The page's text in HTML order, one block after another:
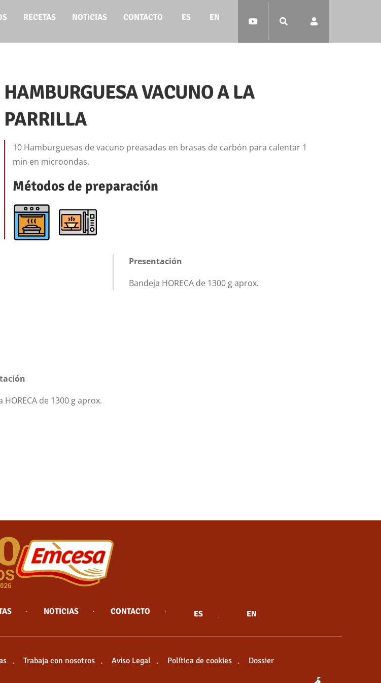
RECETAS NOTICIAS CONTACTO ES EN
HAMBURGUESA VACUNO A LA
PARRILLA
10 Hamburguesas de vacuno preasadas en brasas de carbón para calentar 1
min en microondas.
Métodos de preparación
Presentación
Bandeja HORECA de 1300 g aprox.
HORECA de 1300 g aprox.
NOTICIAS CONTACTO ES EN
Trabaja con nosotros Aviso Legal Política de cookies Dossier